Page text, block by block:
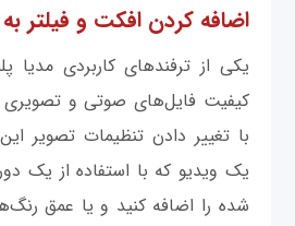
اضافه کردن افکت و فیلتر
کیفیت فایل‌های صوتی و
با تغییر دادن تنظیمات تصویر
یک ویدیو که با استفاده از یک
شده را اضافه کنید و یا عمق